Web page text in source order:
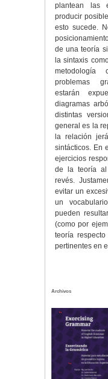
plantean las
producir
esto sucede.
de una teoría
la sintaxis
metodología
problemas
estarán
diagramas
distintas
general es la
la relación
sintácticos. En
ejercicios
de la teoría al
revés.
evitar un
un
pueden
(como por
teoría
pertinentes en
Archivos